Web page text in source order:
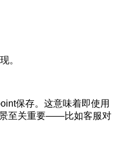
。
保存。这意味着即使用
景至关重要——比如客服对